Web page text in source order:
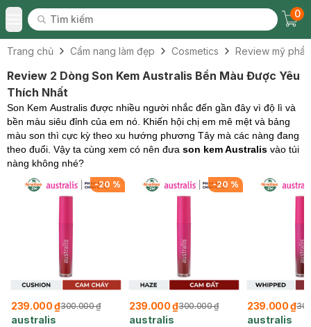
Toggle Menu
Tìm kiếm
Tìm kiếm
0
Trang chủ Cẩm nang làm đẹp Cosmetics Review mỹ
Review 2 Dòng Son Kem Australis Bền Màu Được Yêu
Thích Nhất
Son Kem Australis được nhiều người nhắc đến gần đây vì độ lì và
bền màu siêu đỉnh của em nó. Khiến hội chị em mê mệt và bảng
màu son thì cực kỳ theo xu hướng phương Tây mà các nàng đang
theo đuổi. Vậy ta cùng xem có nên đưa son kem Australis vào túi
nàng không nhé?
-20 %
239.000 ₫300.000 ₫
australis
-20 %
239.000 ₫300.000 ₫
australis
239.000 ₫
australis